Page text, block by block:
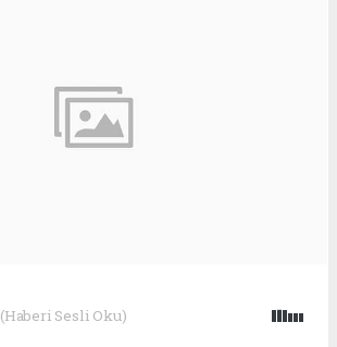
(Haberi Sesli Oku)